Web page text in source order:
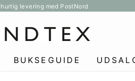
slideshow
levering med PostNord
BUKSEGUIDE